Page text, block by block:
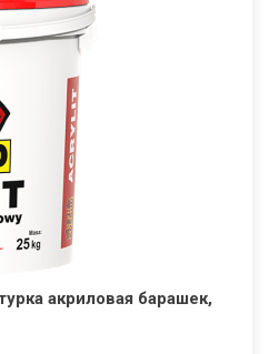
акриловая барашек,